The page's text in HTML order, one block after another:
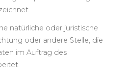
natürliche oder juristische
oder andere Stelle, die
im Auftrag des